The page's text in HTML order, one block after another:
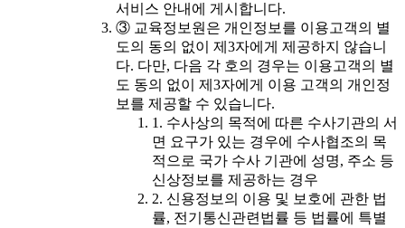
서비스 안내에 게시합니다.
③ 교육정보원은 개인정보를 이용고객의 별
도의 동의 없이 제3자에게 제공하지 않습니
다. 다만, 다음 각 호의 경우는 이용고객의 별
도 동의 없이 제3자에게 이용 고객의 개인정
보를 제공할 수 있습니다.
1. 수사상의 목적에 따른 수사기관의 서
면 요구가 있는 경우에 수사협조의 목
적으로 국가 수사 기관에 성명, 주소 등
신상정보를 제공하는 경우
2. 신용정보의 이용 및 보호에 관한 법
률, 전기통신관련법률 등 법률에 특별